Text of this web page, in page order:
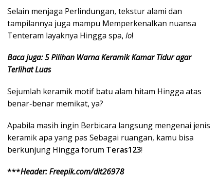
Selain menjaga Perlindungan, tekstur alami dan
tampilannya juga mampu Memperkenalkan nuansa
Tenteram layaknya Hingga spa, lo!
Baca juga: 5 Pilihan Warna Keramik Kamar Tidur agar
Terlihat Luas
Sejumlah keramik motif batu alam hitam Hingga atas
benar-benar memikat, ya?
Apabila masih ingin Berbicara langsung mengenai jenis
keramik apa yang pas Sebagai ruangan, kamu bisa
berkunjung Hingga forum Teras123!
***Header: Freepik.com/dit26978